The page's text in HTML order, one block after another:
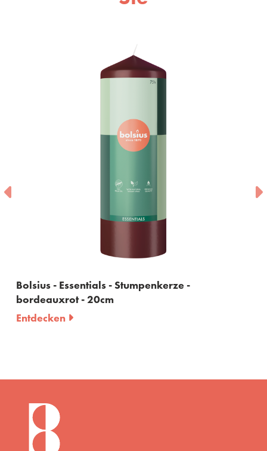
- Stumpenkerze -
- 20cm